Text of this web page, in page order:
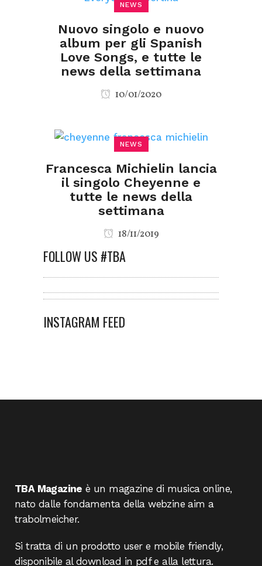
NEWS
Nuovo singolo e nuovo
album per gli Spanish
Love Songs, e tutte le
news della settimana
10/01/2020
NEWS
Francesca Michielin lancia
il singolo Cheyenne e
tutte le news della
settimana
18/11/2019
FOLLOW US #TBA
INSTAGRAM FEED
TBA Magazine è un magazine di musica online,
nato dalle fondamenta della webzine aim a
trabolmeicher.
Si tratta di un prodotto user e mobile friendly,
disponibile al download in pdf e alla lettura.